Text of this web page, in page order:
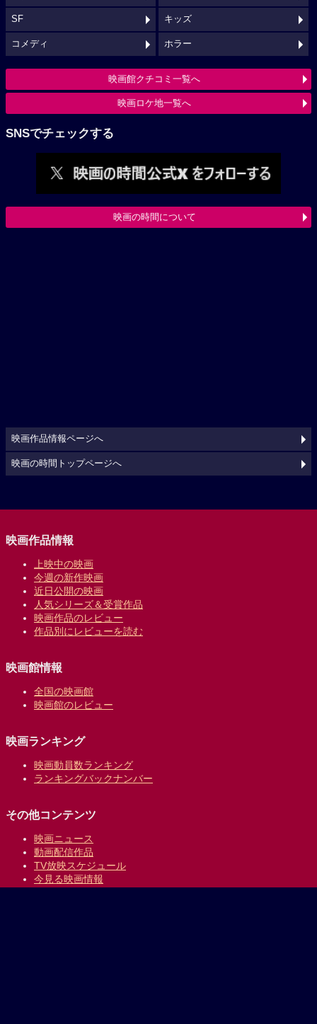
SF キッズ
コメディ ホラー
映画館クチコミ一覧へ
映画ロケ地一覧へ
SNSでチェックする
映画の時間について
映画作品情報ページへ
映画の時間トップページへ
映画作品情報
上映中の映画
今週の新作映画
近日公開の映画
人気シリーズ＆受賞作品
映画作品のレビュー
作品別にレビューを読む
映画館情報
全国の映画館
映画館のレビュー
映画ランキング
映画動員数ランキング
ランキングバックナンバー
その他コンテンツ
映画ニュース
動画配信作品
TV放映スケジュール
今見る映画情報